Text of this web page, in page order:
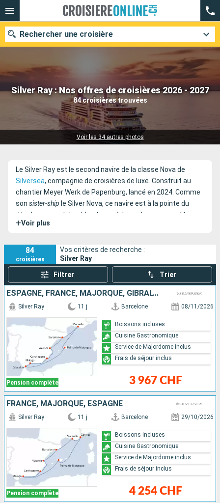
Silver Ray : Nos offres de croisières 2026 - 2027
84 croisières trouvées
Voir les 34 autres photos
Rechercher une croisière
Nos destinations
Mois de départ
Compagnies
Le Silver Ray est le second navire de la classe Nova de
Silversea, compagnie de croisières de luxe. Construit au
chantier Meyer Werk de Papenburg, lancé en 2024. Comme
son sister-ship le Silver Nova, ce navire est à la pointe du
développement durable et possède un design asymétrique
innovant offrant un agencement optimal des espaces
+Voir plus
84
croisières
Vos critères de recherche :
Silver Ray
Filtrer Trier
ESPAGNE, FRANCE, MAJORQUE, GIBRALTAR
Pension complète
Silver Ray 11 j Barcelone 08/11/2026
3 967 CHF
Boissons incluses
Cuisine Gastronomique
Service de Majordome inclus
Frais de séjour inclus
FRANCE, MAJORQUE, ESPAGNE
Pension complète
Silver Ray 11 j Barcelone 29/10/2026
4 254 CHF
Boissons incluses
Cuisine Gastronomique
Service de Majordome inclus
Frais de séjour inclus